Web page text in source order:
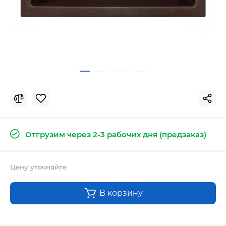
Отгрузим через 2-3 рабочих дня (предзаказ)
Цену уточняйте
В корзину